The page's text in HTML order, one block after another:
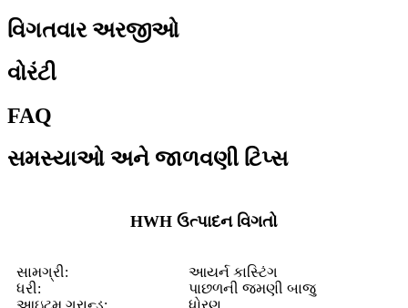
વિગતવાર અરજીઓ
વોરંટી
FAQ
સમસ્યાઓ અને જાળવણી ટિપ્સ
HWH ઉત્પાદન વિગતો
સામગ્રી:
આયર્ન કાસ્ટિંગ
ધરી:
પાછળની જમણી બાજુ